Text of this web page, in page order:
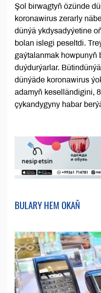
Şol birwagtyň özünde
koronawirus zerarly
dünýä ykdysadyýetine
bolan islegi peseltdi.
gaýtalanmak howpunyň
duýdurýarlar.
dünýäde koronawirus
adamyň keselländigini,
çykandygyny habar
BULARY HEM OKAŇ